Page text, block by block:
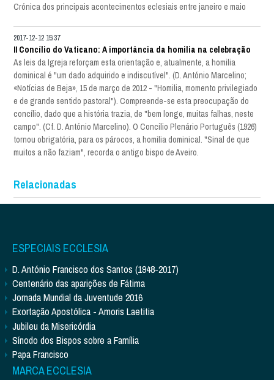
Crónica dos principais acontecimentos eclesiais entre janeiro e maio
2017-12-12 15:37
II Concílio do Vaticano: A importância da homilia na celebração
As leis da Igreja reforçam esta orientação e, atualmente, a homilia
dominical é "um dado adquirido e indiscutível". (D. António Marcelino;
«Notícias de Beja», 15 de março de 2012 - "Homilia, momento privilegiado
e de grande sentido pastoral"). Compreende-se esta preocupação do
concílio, dado que a história trazia, de "bem longe, muitas falhas, neste
campo". (Cf. D. António Marcelino). O Concílio Plenário Português (1926)
tornou obrigatória, para os párocos, a homilia dominical. "Sinal de que
muitos a não faziam", recorda o antigo bispo de Aveiro.
Relacionadas
ESPECIAIS ECCLESIA
D. António Francisco dos Santos (1948-2017)
Centenário das aparições de Fátima
Jornada Mundial da Juventude 2016
Exortação Apostólica - Amoris Laetitia
Jubileu da Misericórdia
Sínodo dos Bispos sobre a Família
Papa Francisco
MARCA ECCLESIA